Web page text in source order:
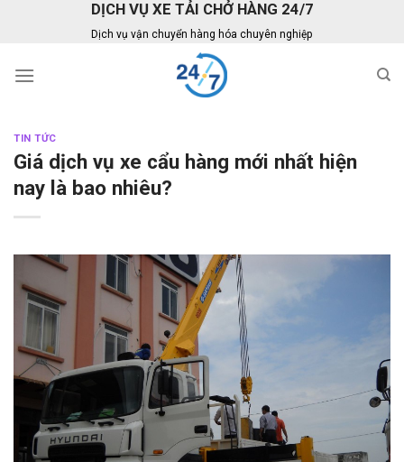
DỊCH VỤ XE TẢI CHỞ HÀNG 24/7
Dịch vụ vận chuyển hàng hóa chuyên nghiệp
TIN TỨC
Giá dịch vụ xe cẩu hàng mới nhất hiện
nay là bao nhiêu?